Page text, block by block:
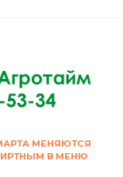
МЕНЯЮТСЯ
В МЕНЮ